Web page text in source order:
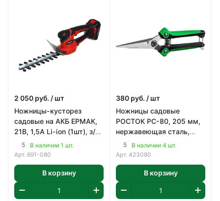
2 050 руб. / шт
Ножницы-кусторез
садовые на АКБ ЕРМАК,
21В, 1,5А Li-ion (1шт), з/у,
2500 резов в мин,(ONE)
5
В наличии 1 шт.
Арт. 691-080
В корзину
380 руб. / шт
Ножницы садовые
РОСТОК PC-80, 205 мм,
нержавеющая сталь,
пластиковые рукоятки
(423080)
5
В наличии 4 шт.
Арт. 423080
В корзину